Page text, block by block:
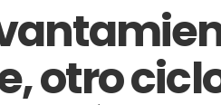
otro